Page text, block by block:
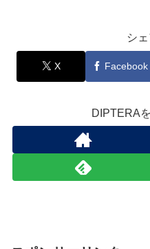
シ
X Facebook
DIPTERA